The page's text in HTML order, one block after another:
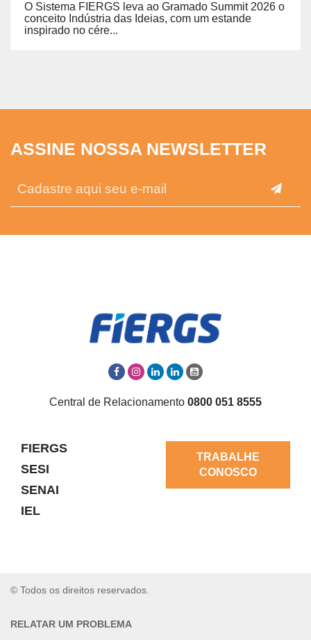
O Sistema FIERGS leva ao Gramado Summit 2026 o
conceito Indústria das Ideias, com um estande
inspirado no cére...
ASSINE NOSSA NEWSLETTER
Central de Relacionamento 0800 051 8555
FIERGS
SESI
SENAI
IEL
TRABALHE
CONOSCO
© Todos os direitos reservados.
RELATAR UM PROBLEMA